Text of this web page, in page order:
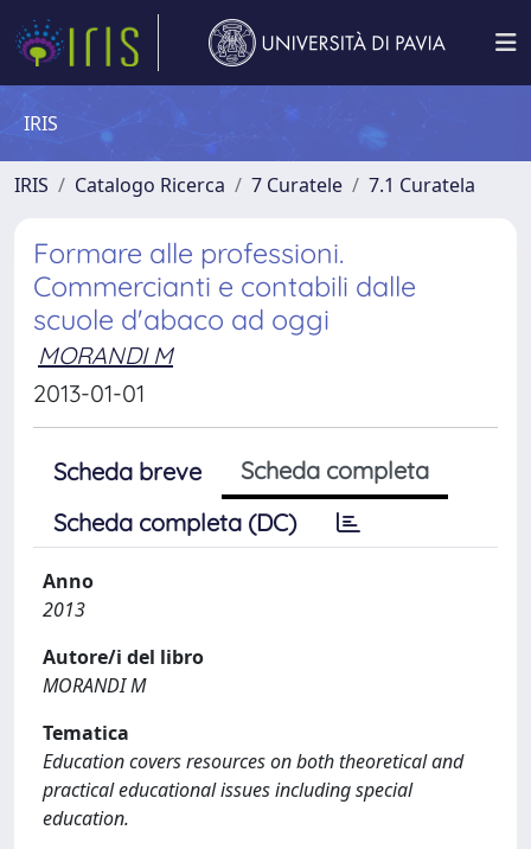
IRIS
IRIS Catalogo Ricerca 7 Curatele 7.1 Curatela
Formare alle professioni.
Commercianti e contabili dalle
scuole d'abaco ad oggi
MORANDI M
2013-01-01
Scheda breve
Scheda completa
Scheda completa (DC)
Anno
2013
Autore/i del libro
MORANDI M
Tematica
Education covers resources on both theoretical and
practical educational issues including special
education.